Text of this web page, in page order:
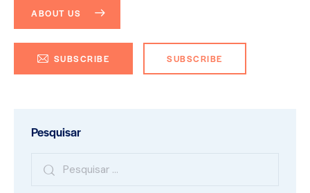
ABOUT US
SUBSCRIBE SUBSCRIBE
Pesquisar